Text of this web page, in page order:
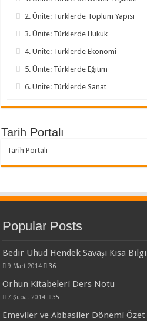
2. Ünite: Türklerde Toplum Yapısı
3. Ünite: Türklerde Hukuk
4. Ünite: Türklerde Ekonomi
5. Ünite: Türklerde Eğitim
6. Ünite: Türklerde Sanat
Tarih Portalı
Tarih Portalı
Popular Posts
Bedir Uhud Hendek Savaşı Kısa Bilgi
9 Mart 2014 36
Orhun Kitabeleri Ders Notu
7 Şubat 2014 35
Emeviler ve Abbasiler Dönemi Özet